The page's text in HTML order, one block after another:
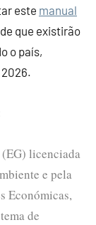
este manual
que existirão
o país,
licenciada
e pela
Económicas,
de